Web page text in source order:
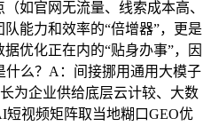
如官网无流量、线索成本高、
能力和效率的“倍增器”，更是
优化正在内的“贴身办事”，因
么？A：间接挪用通用大模子
为企业供给底层云计较、大数
视频矩阵取当地糊口GEO优